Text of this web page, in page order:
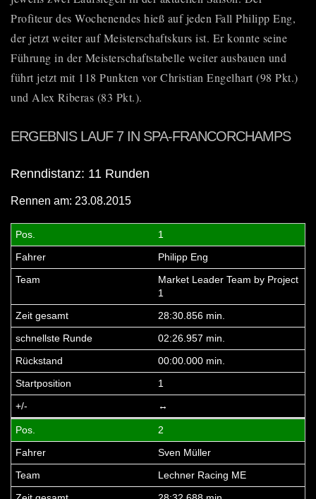
Profiteur des Wochenendes hieß auf jeden Fall Philipp Eng,
der jetzt weiter auf Meisterschaftskurs ist. Er konnte seine
Führung in der Meisterschaftstabelle weiter ausbauen und
führt jetzt mit 118 Punkten vor Christian Engelhart (98 Pkt.)
und Alex Riberas (83 Pkt.).
ERGEBNIS LAUF 7 IN SPA-FRANCORCHAMPS
Renndistanz: 11 Runden
Rennen am: 23.08.2015
1
Philipp Eng
Market Leader Team by Project
1
28:30.856 min.
02:26.957 min.
00:00.000 min.
1
↔
2
Sven Müller
Lechner Racing ME